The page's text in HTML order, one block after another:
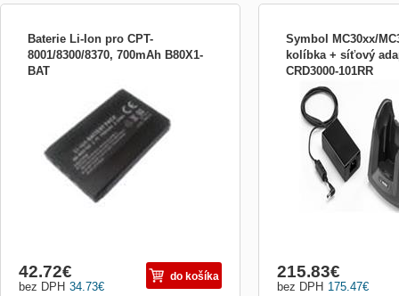
Baterie Li-Ion pro CPT-
8001/8300/8370, 700mAh B80X1-
BAT
čtečky CipherLab 83xx/8001. Obrázek je
pouze informativního charakteru.
34.73€
bez DPH
42.72€ do košíka
Symbol MC30xx/
kolíbka + síťový
CRD3000-101RR
Nabíjecí kolíbka
dobíjení terminálů řady
včetně síťového zdroje.
nabíjet i samostatnou
175.47€
bez DPH
215.83€